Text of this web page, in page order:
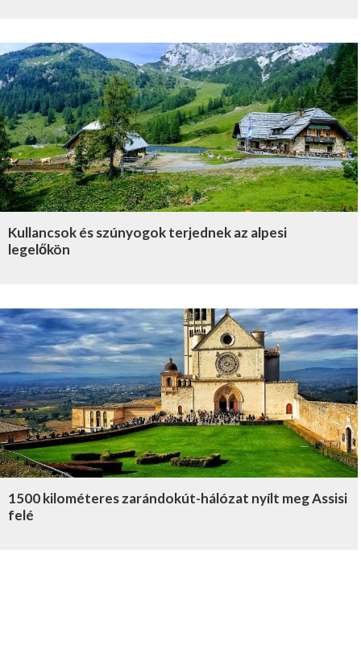
Kullancsok és szúnyogok terjednek az alpesi
legelőkön
1500 kilométeres zarándokút-hálózat nyílt meg Assisi
felé